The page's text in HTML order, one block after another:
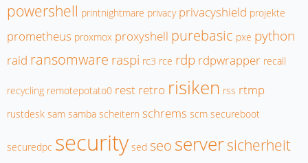
powershell printnightmare privacy privacyshield projekte
prometheus proxmox proxyshell purebasic pxe python
raid ransomware raspi rc3 rce rdp rdpwrapper recall
recycling remotepotato0 rest retro risiken rss rtmp
rustdesk sam samba scheitern schrems scm secureboot
securedpc security sed seo serversicherheit